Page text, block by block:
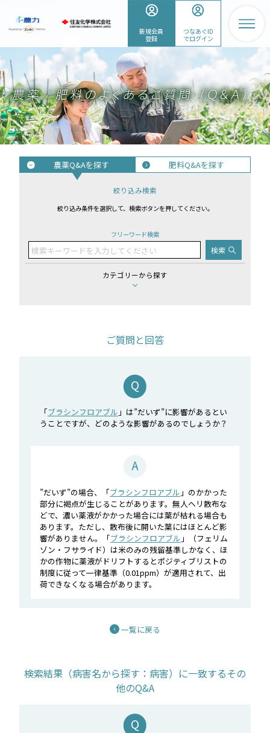
新規会員
登録
つなあぐID
でログイン
農薬Q&Aを探す 肥料Q&Aを探す
絞り込み検索
絞り込み条件を選択して、検索ボタンを押してください。
フリーワード検索
カテゴリーから探す
ご質問と回答
「ブラシンフロアブル 」は”だいず”に影響があるとい
うことですが、どのような影響があるのでしょうか？
”だいず”の場合、「ブラシンフロアブル 」のかかった
部分に褐点が生じることがあります。無人ヘリ散布な
どで、濃い薬液がかかった場合には葉が枯れる場合も
あります。ただし、散布後に開いた葉にはほとんど影
響がありません。「ブラシンフロアブル 」（フェリム
ゾン・フサライド）は米のみの残留基準しかなく、ほ
かの作物に薬液がドリフトするとポジティブリストの
制度に従って一律基準（0.01ppm）が適用されて、出
荷できなくなる場合があります。
一覧に戻る
検索結果（病害名から探す：病害）に一致するその
他のQ&A